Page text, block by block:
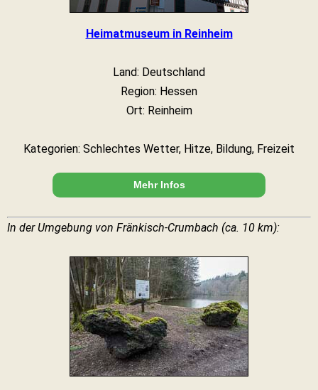
Heimatmuseum in Reinheim
Land: Deutschland
Region: Hessen
Ort: Reinheim
Kategorien: Schlechtes Wetter, Hitze, Bildung, Freizeit
Mehr Infos
In der Umgebung von Fränkisch-Crumbach (ca. 10 km):